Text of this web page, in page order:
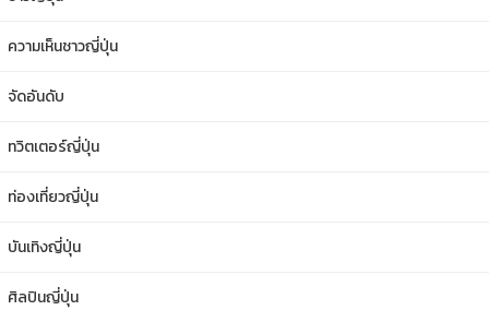
ความเห็นชาวญี่ปุ่น
จัดอันดับ
ทวิตเตอร์ญี่ปุ่น
ท่องเที่ยวญี่ปุ่น
บันเทิงญี่ปุ่น
ศิลปินญี่ปุ่น